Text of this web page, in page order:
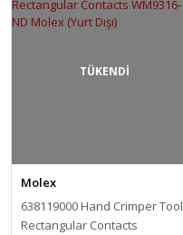
TÜKENDİ
Molex
638119000 Hand Crimper Tool
Rectangular Contacts